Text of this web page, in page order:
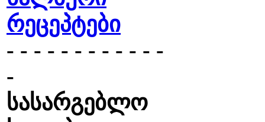
რეცეპტები
- - - - - - - - - - - -
-
სასარგებლო